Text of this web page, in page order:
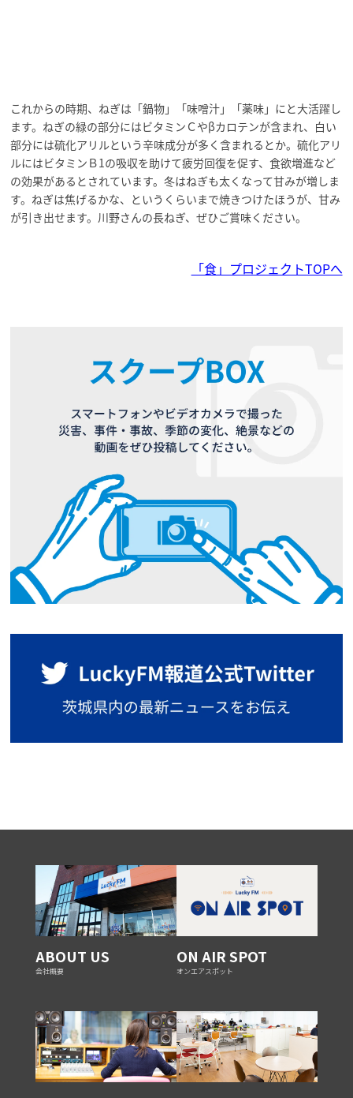
これからの時期、ねぎは「鍋物」「味噌汁」「薬味」にと大活躍し
ます。ねぎの緑の部分にはビタミンＣやβカロテンが含まれ、白い
部分には硫化アリルという辛味成分が多く含まれるとか。硫化アリ
ルにはビタミンＢ1の吸収を助けて疲労回復を促す、食欲増進など
の効果があるとされています。冬はねぎも太くなって甘みが増しま
す。ねぎは焦げるかな、というくらいまで焼きつけたほうが、甘み
が引き出せます。川野さんの長ねぎ、ぜひご賞味ください。
「食」プロジェクトTOPへ
ABOUT US
会社概要
ON AIR SPOT
オンエアスポット